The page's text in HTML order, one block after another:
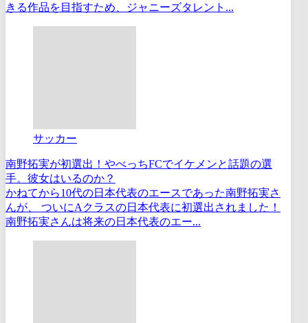
きる作品を目指すため、ジャニーズタレント...
サッカー
南野拓実が初選出！やべっちFCでイケメンと話題の選
手。彼女はいるのか？
かねてから10代の日本代表のエースであった南野拓実さ
んが、 ついにAクラスの日本代表に初選出されました！
南野拓実さんは将来の日本代表のエー...